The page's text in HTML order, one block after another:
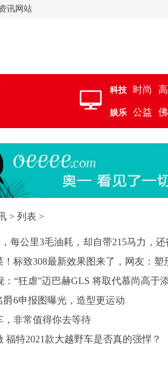
讯网站
科技 时尚
娱乐 公益
> 列表 >
每公里3毛油耗，却自带215马力，还
标致308最新效果图来了，网友：塑
“狂虐”迈巴赫GLS 将取代慕尚高于
6申报图曝光，造型更运动
，非常值得你去等待
福特2021款大越野车是否真的强悍？